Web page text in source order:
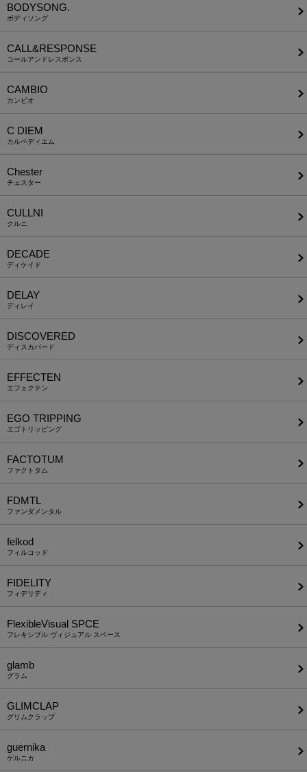
BODYSONG.
ボディソング
CALL&RESPONSE
コールアンドレスポンス
CAMBIO
カンビオ
C DIEM
カルペディエム
Chester
チェスター
CULLNI
クルニ
DECADE
ディケイド
DELAY
ディレイ
DISCOVERED
ディスカバード
EFFECTEN
エフェクテン
EGO TRIPPING
エゴトリッピング
FACTOTUM
ファクトタム
FDMTL
ファンダメンタル
felkod
フィルコッド
FIDELITY
フィデリティ
FlexibleVisual SPCE
フレキシブル ヴィジュアル スペース
glamb
グラム
GLIMCLAP
グリムクラップ
guernika
ゲルニカ